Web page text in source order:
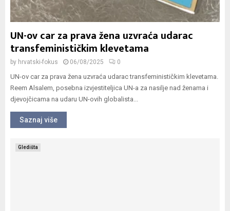
UN-ov car za prava žena uzvraća udarac
transfeminističkim klevetama
by hrvatski-fokus 06/08/2025 0
UN-ov car za prava žena uzvraća udarac transfeminističkim klevetama.
Reem Alsalem, posebna izvjestiteljica UN-a za nasilje nad ženama i
djevojčicama na udaru UN-ovih globalista...
Saznaj više
Gledišta